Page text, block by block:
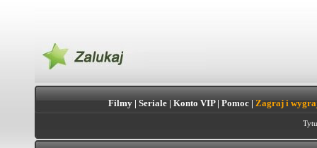
Filmy| Seriale| Konto VIP| Pomoc| Zagraj i